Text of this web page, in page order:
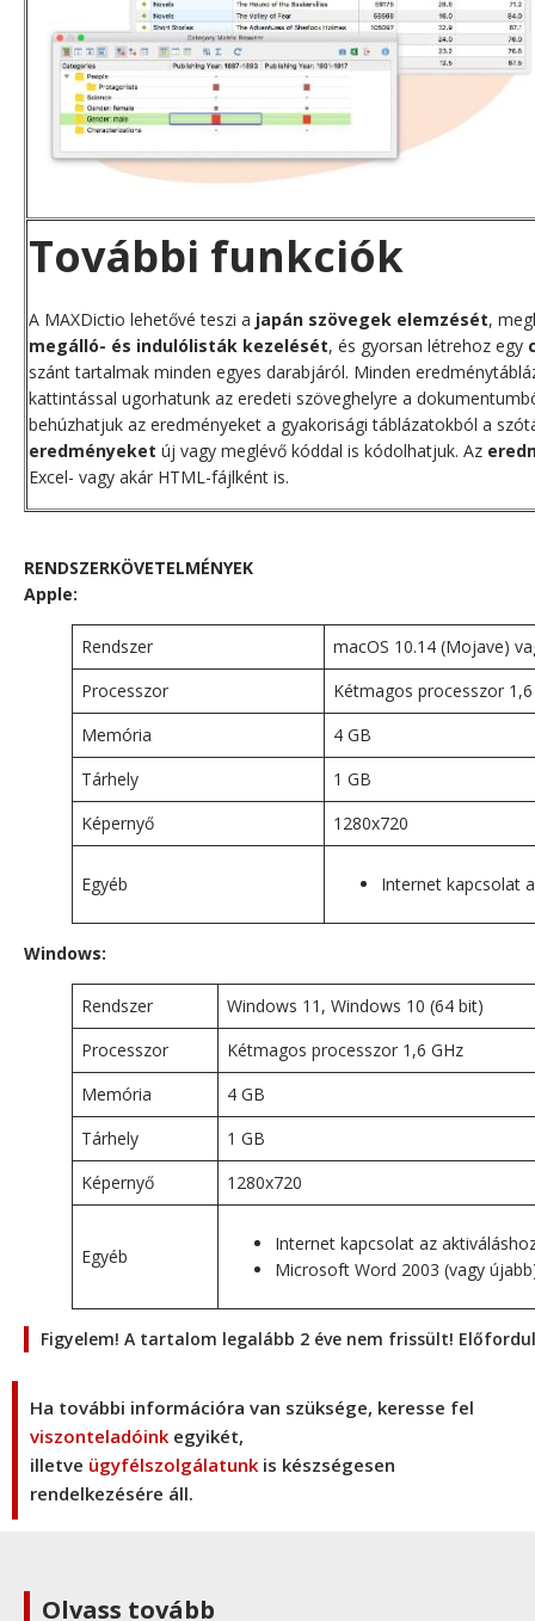
További funkciók
A MAXDictio lehetővé teszi a japán szövegek elemzését,
megálló- és indulólisták kezelését, és gyorsan létrehoz egy
szánt tartalmak minden egyes darabjáról. Minden
kattintással ugorhatunk az eredeti szöveghelyre a
behúzhatjuk az eredményeket a gyakorisági táblázatokból a
eredményeket új vagy meglévő kóddal is kódolhatjuk. Az
Excel- vagy akár HTML-fájlként is.
RENDSZERKÖVETELMÉNYEK
Apple:
Rendszer
macOS 10.14 (Mojave)
Processzor
Kétmagos processzor 1,6
Memória
4 GB
Tárhely
1 GB
Képernyő
1280x720
Egyéb Internet kapcsolat
Windows:
Rendszer
Windows 11, Windows 10 (64 bit)
Processzor
Kétmagos processzor 1,6 GHz
Memória
4 GB
Tárhely
1 GB
Képernyő
1280x720
Egyéb
Internet kapcsolat az
Microsoft Word 2003 (vagy
Figyelem! A tartalom legalább 2 éve nem frissült!
Ha további információra van szüksége, keresse fel
viszonteladóink egyikét,
illetve ügyfélszolgálatunk is készségesen
rendelkezésére áll.
Olvass tovább